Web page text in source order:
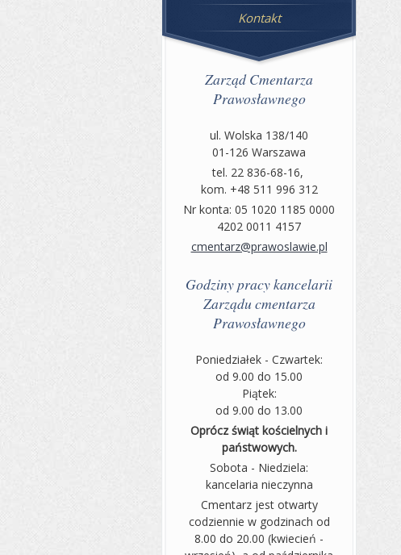
Kontakt
Zarząd Cmentarza
Prawosławnego
ul. Wolska 138/140
01-126 Warszawa
tel. 22 836-68-16,
kom. +48 511 996 312
Nr konta: 05 1020 1185 0000
4202 0011 4157
cmentarz@prawoslawie.pl
Godziny pracy kancelarii
Zarządu cmentarza
Prawosławnego
Poniedziałek - Czwartek:
od 9.00 do 15.00
Piątek:
od 9.00 do 13.00
Oprócz świąt kościelnych i
państwowych.
Sobota - Niedziela:
kancelaria nieczynna
Cmentarz jest otwarty
codziennie w godzinach od
8.00 do 20.00 (kwiecień -